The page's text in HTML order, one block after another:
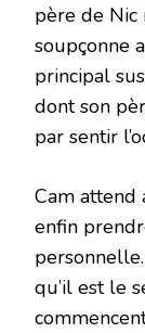
père de
soupçonne
principal
dont son
par sentir
Cam attend
enfin
qu’il est le